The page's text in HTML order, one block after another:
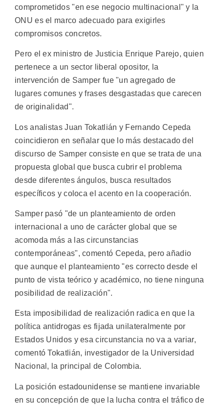
comprometidos "en ese negocio multinacional" y la
ONU es el marco adecuado para exigirles
compromisos concretos.
Pero el ex ministro de Justicia Enrique Parejo, quien
pertenece a un sector liberal opositor, la
intervención de Samper fue "un agregado de
lugares comunes y frases desgastadas que carecen
de originalidad".
Los analistas Juan Tokatlián y Fernando Cepeda
coincidieron en señalar que lo más destacado del
discurso de Samper consiste en que se trata de una
propuesta global que busca cubrir el problema
desde diferentes ángulos, busca resultados
específicos y coloca el acento en la cooperación.
Samper pasó "de un planteamiento de orden
internacional a uno de carácter global que se
acomoda más a las circunstancias
contemporáneas", comentó Cepeda, pero añadio
que aunque el planteamiento "es correcto desde el
punto de vista teórico y académico, no tiene ninguna
posibilidad de realización".
Esta imposibilidad de realización radica en que la
política antidrogas es fijada unilateralmente por
Estados Unidos y esa circunstancia no va a variar,
comentó Tokatlián, investigador de la Universidad
Nacional, la principal de Colombia.
La posición estadounidense se mantiene invariable
en su concepción de que la lucha contra el tráfico de